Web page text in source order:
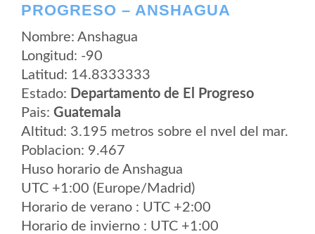
PROGRESO – ANSHAGUA
Nombre: Anshagua
Longitud: -90
Latitud: 14.8333333
Estado: Departamento de El Progreso
Pais: Guatemala
Altitud: 3.195 metros sobre el nvel del mar.
Poblacion: 9.467
Huso horario de Anshagua
UTC +1:00 (Europe/Madrid)
Horario de verano : UTC +2:00
Horario de invierno : UTC +1:00